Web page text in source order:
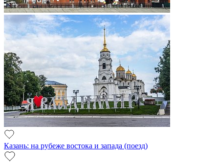
Казань: на рубеже востока и запада (поезд)